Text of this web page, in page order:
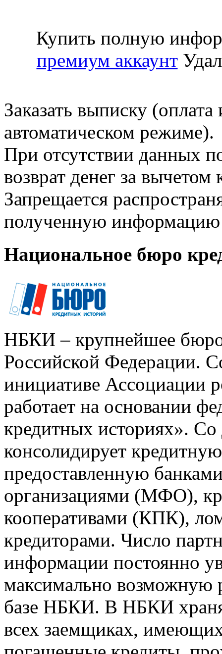
Купить полную
премиум аккаунт
Заказать выписку
автоматическом режиме).
При отсутствии данных
возврат денег за
Запрещается
полученную информацию
Национальное бюро
НБКИ – крупнейшее
Российской Федерации.
инициативе Ассоциации
работает на основании
кредитных историях».
консолидирует
предоставленную
организациями (МФО),
кооперативами (КПК),
кредиторами. Число
информации постоянно
максимально возможную
базе НБКИ. В НБКИ
всех заемщиках,